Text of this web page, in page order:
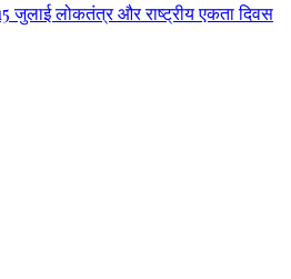
जुलाई लोकतंत्र और राष्ट्रीय एकता दिवस